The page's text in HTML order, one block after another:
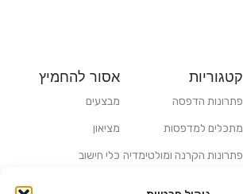
קטגוריות
פתרונות הדפסה
מתכלים למדפסות
פתרונות הקרנה ומולטימדיה
אסור להחמיץ
מבצעים
מציאון
כלי חישוב